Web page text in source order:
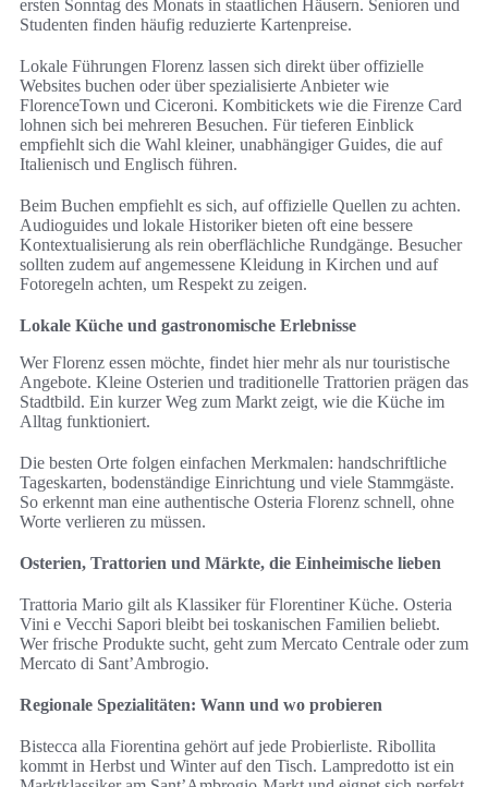
ersten Sonntag des Monats in staatlichen Häusern. Senioren und
Studenten finden häufig reduzierte Kartenpreise.
Lokale Führungen Florenz lassen sich direkt über offizielle
Websites buchen oder über spezialisierte Anbieter wie
FlorenceTown und Ciceroni. Kombitickets wie die Firenze Card
lohnen sich bei mehreren Besuchen. Für tieferen Einblick
empfiehlt sich die Wahl kleiner, unabhängiger Guides, die auf
Italienisch und Englisch führen.
Beim Buchen empfiehlt es sich, auf offizielle Quellen zu achten.
Audioguides und lokale Historiker bieten oft eine bessere
Kontextualisierung als rein oberflächliche Rundgänge. Besucher
sollten zudem auf angemessene Kleidung in Kirchen und auf
Fotoregeln achten, um Respekt zu zeigen.
Lokale Küche und gastronomische Erlebnisse
Wer Florenz essen möchte, findet hier mehr als nur touristische
Angebote. Kleine Osterien und traditionelle Trattorien prägen das
Stadtbild. Ein kurzer Weg zum Markt zeigt, wie die Küche im
Alltag funktioniert.
Die besten Orte folgen einfachen Merkmalen: handschriftliche
Tageskarten, bodenständige Einrichtung und viele Stammgäste.
So erkennt man eine authentische Osteria Florenz schnell, ohne
Worte verlieren zu müssen.
Osterien, Trattorien und Märkte, die Einheimische lieben
Trattoria Mario gilt als Klassiker für Florentiner Küche. Osteria
Vini e Vecchi Sapori bleibt bei toskanischen Familien beliebt.
Wer frische Produkte sucht, geht zum Mercato Centrale oder zum
Mercato di Sant’Ambrogio.
Regionale Spezialitäten: Wann und wo probieren
Bistecca alla Fiorentina gehört auf jede Probierliste. Ribollita
kommt in Herbst und Winter auf den Tisch. Lampredotto ist ein